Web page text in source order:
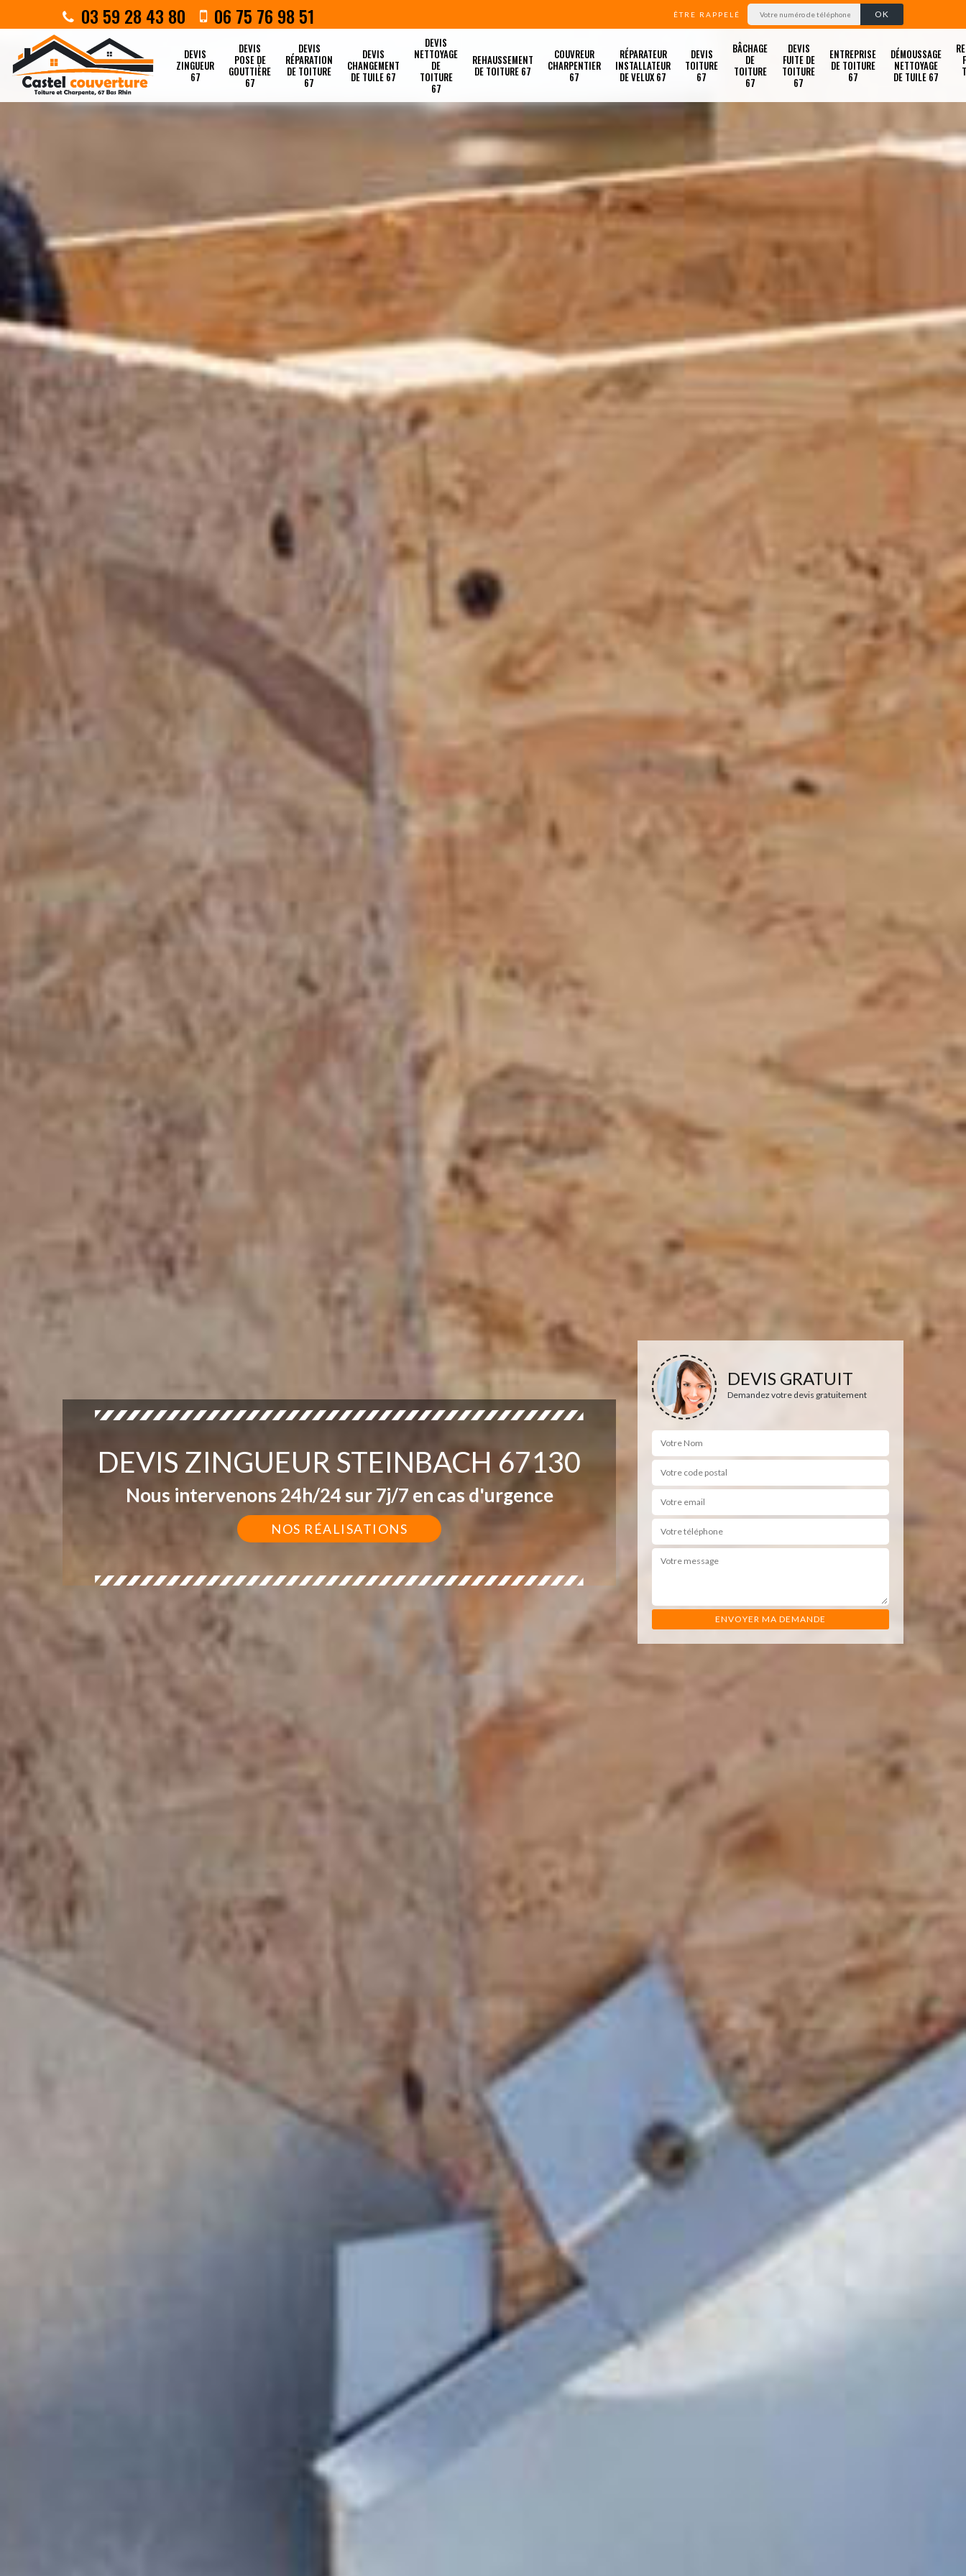
03 59 28 43 80 06 75 76 98 51 ÊTRE RAPPELÉ
DEVIS
ZINGUEUR
67
DEVIS
POSE DE
GOUTTIÈRE
67
DEVIS
RÉPARATION
DE TOITURE
67
DEVIS
CHANGEMENT
DE TUILE 67
DEVIS
NETTOYAGE
DE
TOITURE
67
REHAUSSEMENT
DE TOITURE 67
COUVREUR
CHARPENTIER
67
RÉPARATEUR
INSTALLATEUR
DE VELUX 67
DEVIS
TOITURE
67
BÂCHAGE
DE
TOITURE
67
DEVIS
FUITE DE
TOITURE
67
ENTREPRISE
DE TOITURE
67
DÉMOUSSAGE
NETTOYAGE
DE TUILE 67
DEVIS ZINGUEUR STEINBACH 67130
Nous intervenons 24h/24 sur 7j/7 en cas d'urgence
NOS RÉALISATIONS
DEVIS GRATUIT
Demandez votre devis gratuitement